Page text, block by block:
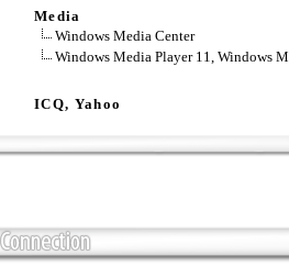
Media
Windows Media Center
Windows Media Player 11, Windows
ICQ, Yahoo